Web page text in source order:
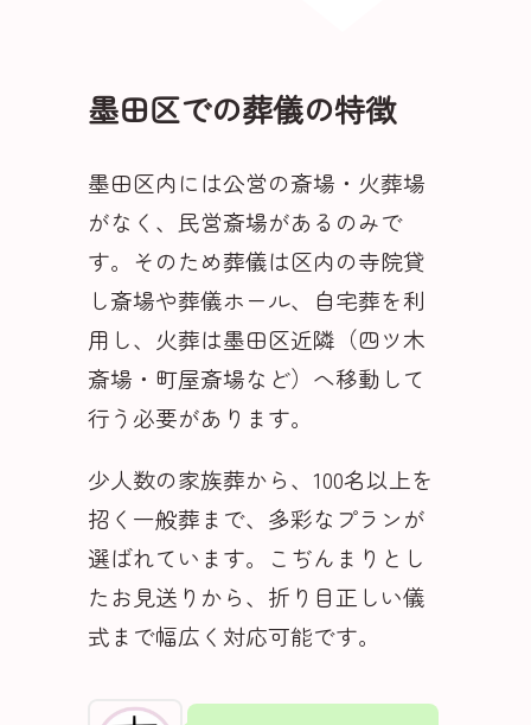
墨田区での葬儀の特徴
墨田区内には公営の斎場・火葬場
がなく、民営斎場があるのみで
す。そのため葬儀は区内の寺院貸
し斎場や葬儀ホール、自宅葬を利
用し、火葬は墨田区近隣（四ツ木
斎場・町屋斎場など）へ移動して
行う必要があります。
少人数の家族葬から、100名以上を
招く一般葬まで、多彩なプランが
選ばれています。こぢんまりとし
たお見送りから、折り目正しい儀
式まで幅広く対応可能です。